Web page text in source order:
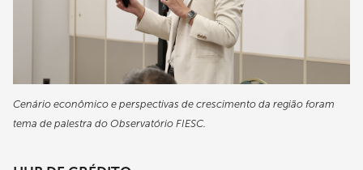
Cenário econômico e perspectivas de crescimento da região foram
tema de palestra do Observatório FIESC.